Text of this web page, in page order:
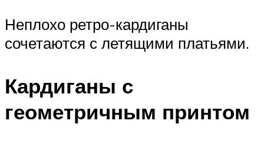
Неплохо ретро-кардиганы
сочетаются с летящими платьями.
Кардиганы с
геометричным принтом